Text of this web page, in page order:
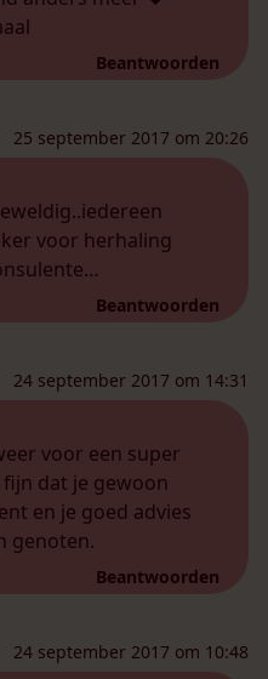
Beantwoorden
25 september 2017 om 20:26
voor herhaling
Beantwoorden
24 september 2017 om 14:31
voor een super
dat je gewoon
en je goed advies
genoten.
Beantwoorden
24 september 2017 om 10:48